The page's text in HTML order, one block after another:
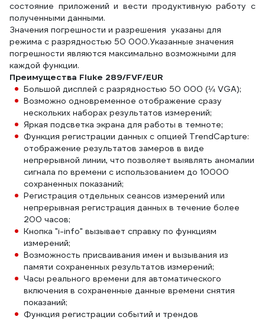
состояние приложений и вести продуктивную работу с
полученными данными.
Значения погрешности и разрешения указаны для
режима с разрядностью 50 000.Указанные значения
погрешности являются максимально возможными для
каждой функции.
Преимущества Fluke 289/FVF/EUR
Большой дисплей с разрядностью 50 000 (¼ VGA);
Возможно одновременное отображение сразу
нескольких наборах результатов измерений;
Яркая подсветка экрана для работы в темноте;
Функция регистрации данных с опцией TrendCapture:
отображение результатов замеров в виде
непрерывной линии, что позволяет выявлять аномалии
сигнала по времени с использованием до 10000
сохраненных показаний;
Регистрация отдельных сеансов измерений или
непрерывная регистрация данных в течение более
200 часов;
Кнопка "i-info" вызывает справку по функциям
измерений;
Возможность присваивания имен и вызывания из
памяти сохраненных результатов измерений;
Часы реального времени для автоматического
включения в сохраненные данные времени снятия
показаний;
Функция регистрации событий и трендов